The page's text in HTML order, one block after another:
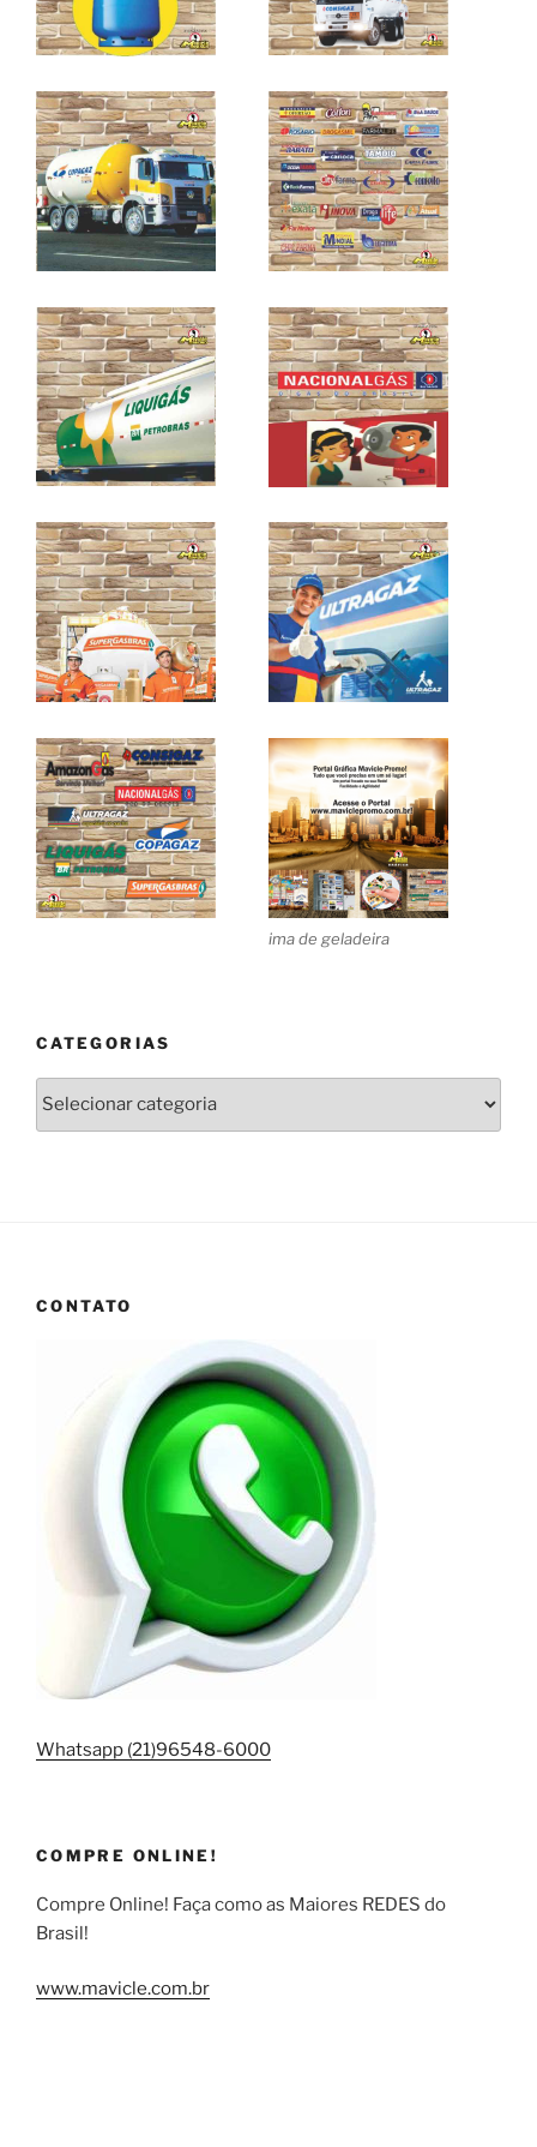
ima de geladeira
CATEGORIAS
Categorias
CONTATO
Whatsapp (21)96548-6000
COMPRE ONLINE!
Compre Online! Faça como as Maiores REDES do
Brasil!
www.mavicle.com.br